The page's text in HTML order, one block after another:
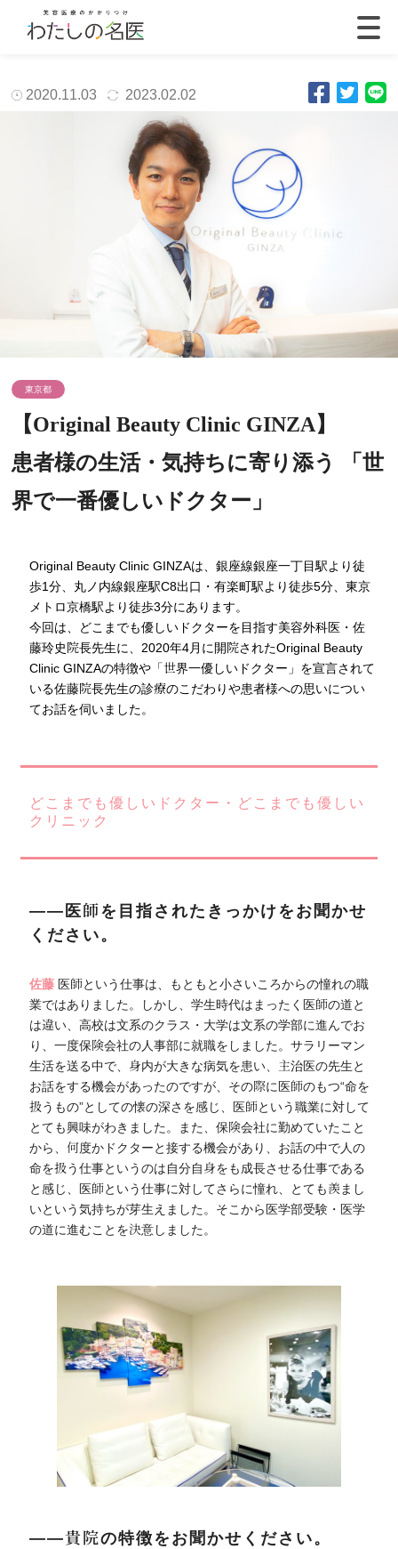
2020.11.03 2023.02.02
東京都
【Original Beauty Clinic GINZA】
患者様の生活・気持ちに寄り添う 「世
界で一番優しいドクター」
Original Beauty Clinic GINZAは、銀座線銀座一丁目駅より徒
歩1分、丸ノ内線銀座駅C8出口・有楽町駅より徒歩5分、東京
メトロ京橋駅より徒歩3分にあります。
今回は、どこまでも優しいドクターを目指す美容外科医・佐
藤玲史院長先生に、2020年4月に開院されたOriginal Beauty
Clinic GINZAの特徴や「世界一優しいドクター」を宣言されて
いる佐藤院長先生の診療のこだわりや患者様への思いについ
てお話を伺いました。
どこまでも優しいドクター・どこまでも優しい
クリニック
――医師を目指されたきっかけをお聞かせ
ください。
佐藤 医師という仕事は、もともと小さいころからの憧れの職
業ではありました。しかし、学生時代はまったく医師の道と
は違い、高校は文系のクラス・大学は文系の学部に進んでお
り、一度保険会社の人事部に就職をしました。サラリーマン
生活を送る中で、身内が大きな病気を患い、主治医の先生と
お話をする機会があったのですが、その際に医師のもつ“命を
扱うもの”としての懐の深さを感じ、医師という職業に対して
とても興味がわきました。また、保険会社に勤めていたこと
から、何度かドクターと接する機会があり、お話の中で人の
命を扱う仕事というのは自分自身をも成長させる仕事である
と感じ、医師という仕事に対してさらに憧れ、とても羨まし
いという気持ちが芽生えました。そこから医学部受験・医学
の道に進むことを決意しました。
――貴院の特徴をお聞かせください。